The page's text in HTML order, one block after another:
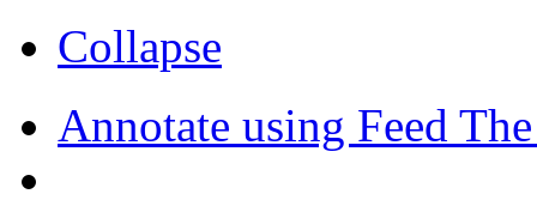
Collapse
Annotate using Feed